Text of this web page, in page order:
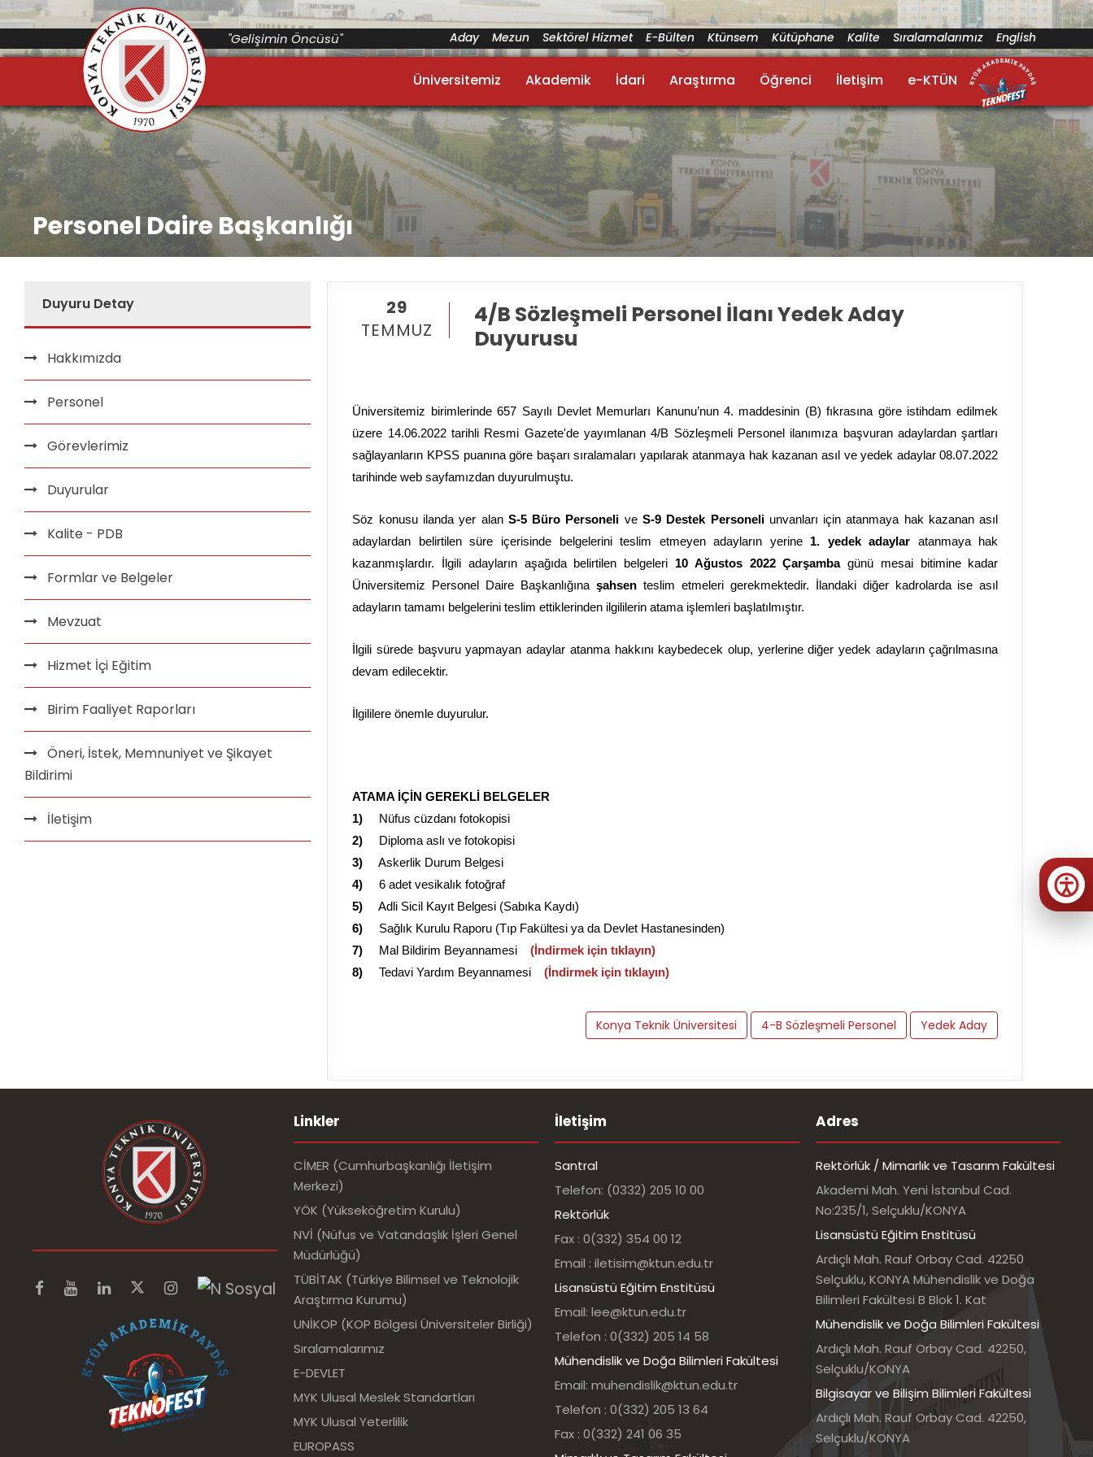
"Gelişimin Öncüsü" Aday Mezun Sektörel Hizmet E-Bülten Ktünsem Kütüphane Kalite Sıralamalarımız English
Üniversitemiz Akademik İdari Araştırma Öğrenci İletişim e-KTÜN
Personel Daire Başkanlığı
Duyuru Detay
Hakkımızda
Personel
Görevlerimiz
Duyurular
Kalite - PDB
Formlar ve Belgeler
Mevzuat
Hizmet İçi Eğitim
Birim Faaliyet Raporları
Öneri, İstek, Memnuniyet ve Şikayet
Bildirimi
İletişim
29
TEMMUZ
4/B Sözleşmeli Personel İlanı Yedek Aday
Duyurusu
Üniversitemiz birimlerinde 657 Sayılı Devlet Memurları Kanunu’nun 4. maddesinin (B) fıkrasına göre istihdam edilmek
üzere 14.06.2022 tarihli Resmi Gazete'de yayımlanan 4/B Sözleşmeli Personel ilanımıza başvuran adaylardan şartları
sağlayanların KPSS puanına göre başarı sıralamaları yapılarak atanmaya hak kazanan asıl ve yedek adaylar 08.07.2022
tarihinde web sayfamızdan duyurulmuştu.
Söz konusu ilanda yer alan S-5 Büro Personeli veS-9 Destek Personeliunvanları için atanmaya hak kazanan asıl
adaylardan belirtilen süre içerisinde belgelerini teslim etmeyen adayların yerine 1. yedek adaylar atanmaya hak
kazanmışlardır. İlgili adayların aşağıda belirtilen belgeleri 10 Ağustos 2022 Çarşambagünü mesai bitimine kadar
Üniversitemiz Personel Daire Başkanlığınaşahsen teslim etmeleri gerekmektedir. İlandaki diğer kadrolarda ise asıl
adayların tamamı belgelerini teslim ettiklerinden ilgililerin atama işlemleri başlatılmıştır.
İlgili sürede başvuru yapmayan adaylar atanma hakkını kaybedecek olup, yerlerine diğer yedek adayların çağrılmasına
devam edilecektir.
İlgililere önemle duyurulur.
ATAMA İÇİN GEREKLİ BELGELER
1) Nüfus cüzdanı fotokopisi
2) Diploma aslı ve fotokopisi
3) Askerlik Durum Belgesi
4) 6 adet vesikalık fotoğraf
5) Adli Sicil Kayıt Belgesi (Sabıka Kaydı)
6) Sağlık Kurulu Raporu (Tıp Fakültesi ya da Devlet Hastanesinden)
7) Mal Bildirim Beyannamesi(İndirmek için tıklayın)
8) Tedavi Yardım Beyannamesi (İndirmek için tıklayın)
Konya Teknik Üniversitesi 4-B Sözleşmeli Personel Yedek Aday
Linkler
CİMER (Cumhurbaşkanlığı İletişim
Merkezi)
YÖK (Yükseköğretim Kurulu)
NVİ (Nüfus ve Vatandaşlık İşleri Genel
Müdürlüğü)
TÜBİTAK (Türkiye Bilimsel ve Teknolojik
Araştırma Kurumu)
UNİKOP (KOP Bölgesi Üniversiteler Birliği)
Sıralamalarımız
E-DEVLET
MYK Ulusal Meslek Standartları
MYK Ulusal Yeterlilik
EUROPASS
İletişim
Santral
Telefon: (0332) 205 10 00
Rektörlük
Fax : 0(332) 354 00 12
Email : iletisim@ktun.edu.tr
Lisansüstü Eğitim Enstitüsü
Email: lee@ktun.edu.tr
Telefon : 0(332) 205 14 58
Mühendislik ve Doğa Bilimleri Fakültesi
Email: muhendislik@ktun.edu.tr
Telefon : 0(332) 205 13 64
Fax : 0(332) 241 06 35
Adres
Rektörlük / Mimarlık ve Tasarım Fakültesi
Akademi Mah. Yeni İstanbul Cad.
No:235/1, Selçuklu/KONYA
Lisansüstü Eğitim Enstitüsü
Ardıçlı Mah. Rauf Orbay Cad. 42250
Selçuklu, KONYA Mühendislik ve Doğa
Bilimleri Fakültesi B Blok 1. Kat
Mühendislik ve Doğa Bilimleri Fakültesi
Ardıçlı Mah. Rauf Orbay Cad. 42250,
Selçuklu/KONYA
Bilgisayar ve Bilişim Bilimleri Fakültesi
Ardıçlı Mah. Rauf Orbay Cad. 42250,
Selçuklu/KONYA